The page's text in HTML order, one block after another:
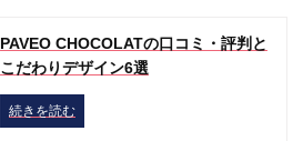
PAVEO CHOCOLATの口コミ・評判と
こだわりデザイン6選
続きを読む